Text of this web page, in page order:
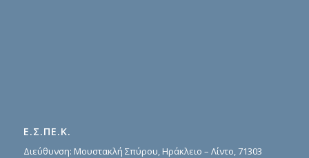
Ε.Σ.ΠΕ.Κ.
Διεύθυνση: Μουστακλή Σπύρου, Ηράκλειο – Λίντο, 71303